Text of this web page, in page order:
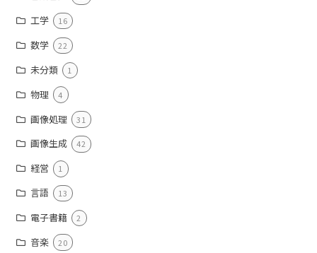
工学 16
数学 22
未分類 1
物理 4
画像処理 31
画像生成 42
経営 1
言語 13
電子書籍 2
音楽 20